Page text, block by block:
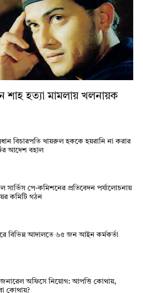
শাহ হত্যা মামলায় খলনায়ক
বিচারপতি খায়রুল হককে হয়রানি না করার
আদেশ বহাল
সার্ভিস পে-কমিশনের প্রতিবেদন পর্যালোচনায়
কমিটি গঠন
বিভিন্ন আদালতে ৬৫ জন আইন কর্মকর্তা
জেনারেল অফিসে নিয়োগ: আপত্তি কোথায়,
কোথায়?